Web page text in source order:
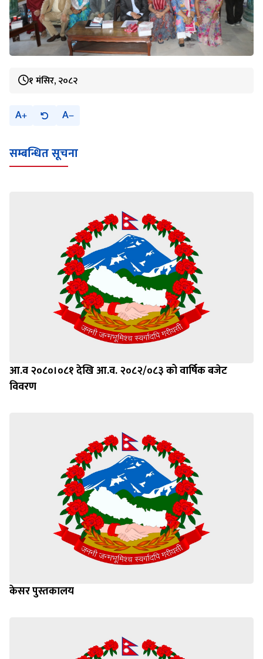
१ मंसिर, २०८२
A A
सम्बन्धित सूचना
आ.व २०८०।०८१ देखि आ.व. २०८२/०८३ को वार्षिक बजेट
विवरण
केसर पुस्तकालय